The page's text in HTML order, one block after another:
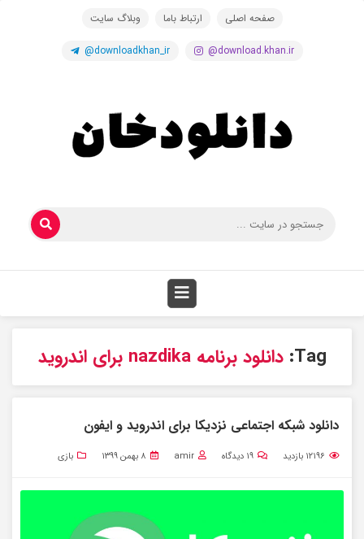
صفحه اصلی ارتباط باما وبلاگ سایت
@download.khan.ir
@downloadkhan_ir
Tag: دانلود برنامه nazdika برای اندروید
دانلود شبکه اجتماعی نزدیکا برای اندروید و ایفون
۱۲۱۹۶ بازدید ۱۹ دیدگاه amir ۸ بهمن ۱۳۹۹ بازی